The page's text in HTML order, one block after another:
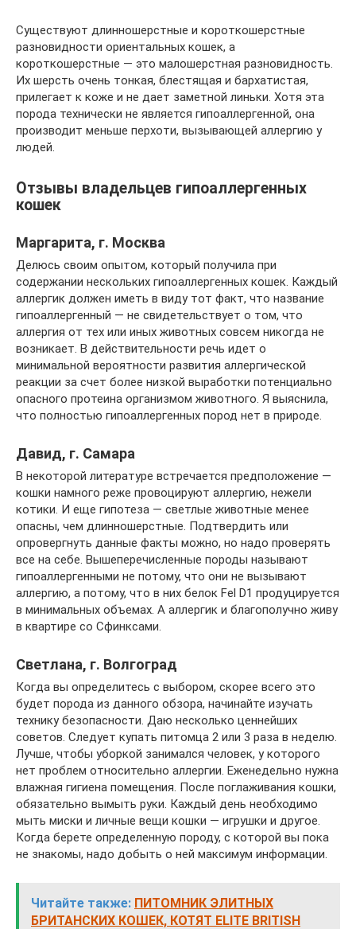
Существуют длинношерстные и короткошерстные
разновидности ориентальных кошек, а
короткошерстные — это малошерстная разновидность.
Их шерсть очень тонкая, блестящая и бархатистая,
прилегает к коже и не дает заметной линьки. Хотя эта
порода технически не является гипоаллергенной, она
производит меньше перхоти, вызывающей аллергию у
людей.
Отзывы владельцев гипоаллергенных
кошек
Маргарита, г. Москва
Делюсь своим опытом, который получила при
содержании нескольких гипоаллергенных кошек. Каждый
аллергик должен иметь в виду тот факт, что название
гипоаллергенный — не свидетельствует о том, что
аллергия от тех или иных животных совсем никогда не
возникает. В действительности речь идет о
минимальной вероятности развития аллергической
реакции за счет более низкой выработки потенциально
опасного протеина организмом животного. Я выяснила,
что полностью гипоаллергенных пород нет в природе.
Давид, г. Самара
В некоторой литературе встречается предположение —
кошки намного реже провоцируют аллергию, нежели
котики. И еще гипотеза — светлые животные менее
опасны, чем длинношерстные. Подтвердить или
опровергнуть данные факты можно, но надо проверять
все на себе. Вышеперечисленные породы называют
гипоаллергенными не потому, что они не вызывают
аллергию, а потому, что в них белок Fel D1 продуцируется
в минимальных объемах. А аллергик и благополучно живу
в квартире со Сфинксами.
Светлана, г. Волгоград
Когда вы определитесь с выбором, скорее всего это
будет порода из данного обзора, начинайте изучать
технику безопасности. Даю несколько ценнейших
советов. Следует купать питомца 2 или 3 раза в неделю.
Лучше, чтобы уборкой занимался человек, у которого
нет проблем относительно аллергии. Еженедельно нужна
влажная гигиена помещения. После поглаживания кошки,
обязательно вымыть руки. Каждый день необходимо
мыть миски и личные вещи кошки — игрушки и другое.
Когда берете определенную породу, с которой вы пока
не знакомы, надо добыть о ней максимум информации.
Читайте также: ПИТОМНИК ЭЛИТНЫХ
БРИТАНСКИХ КОШЕК, КОТЯТ ELITE BRITISH